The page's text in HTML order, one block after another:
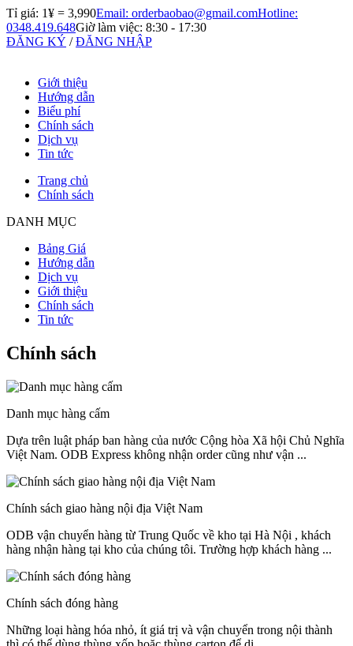
Tỉ giá: 1¥ = 3,990Email: orderbaobao@gmail.comHotline:
0348.419.648Giờ làm việc: 8:30 - 17:30
ĐĂNG KÝ /ĐĂNG NHẬP
Giới thiệu
Hướng dẫn
Biểu phí
Chính sách
Dịch vụ
Tin tức
Trang chủ
Chính sách
DANH MỤC
Bảng Giá
Hướng dẫn
Dịch vụ
Giới thiệu
Chính sách
Tin tức
Chính sách
Danh mục hàng cấm
Dựa trên luật pháp ban hàng của nước Cộng hòa Xã hội Chủ Nghĩa
Việt Nam. ODB Express không nhận order cũng như vận ...
Chính sách giao hàng nội địa Việt Nam
ODB vận chuyển hàng từ Trung Quốc về kho tại Hà Nội , khách
hàng nhận hàng tại kho của chúng tôi. Trường hợp khách hàng ...
Chính sách đóng hàng
Những loại hàng hóa nhỏ, ít giá trị và vận chuyển trong nội thành